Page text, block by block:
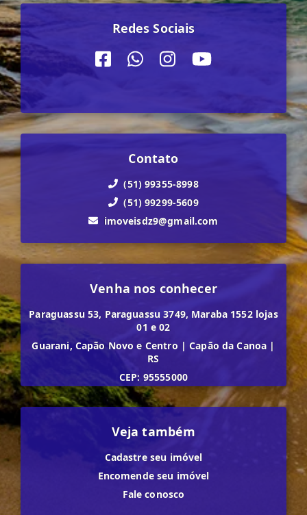
Redes Sociais
Contato
(51) 99355-8998
(51) 99299-5609
imoveisdz9@gmail.com
Venha nos conhecer
Paraguassu 53, Paraguassu 3749, Maraba 1552 lojas
01 e 02
Guarani, Capão Novo e Centro | Capão da Canoa |
RS
CEP: 95555000
Veja também
Cadastre seu imóvel
Encomende seu imóvel
Fale conosco